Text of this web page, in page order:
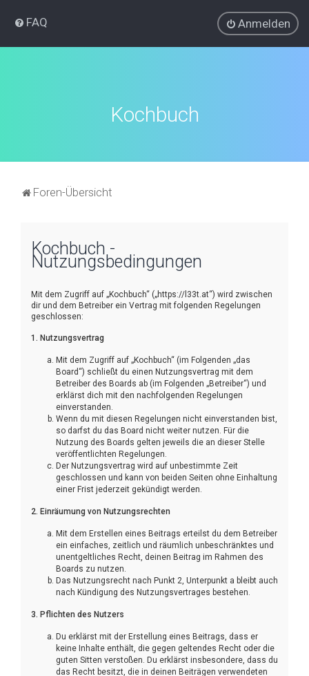
FAQ Anmelden
Kochbuch
Foren-Übersicht
Kochbuch -
Nutzungsbedingungen
Mit dem Zugriff auf „Kochbuch“ („https://l33t.at“) wird zwischen
dir und dem Betreiber ein Vertrag mit folgenden Regelungen
geschlossen:
1. Nutzungsvertrag
Mit dem Zugriff auf „Kochbuch“ (im Folgenden „das
Board“) schließt du einen Nutzungsvertrag mit dem
Betreiber des Boards ab (im Folgenden „Betreiber“) und
erklärst dich mit den nachfolgenden Regelungen
einverstanden.
Wenn du mit diesen Regelungen nicht einverstanden bist,
so darfst du das Board nicht weiter nutzen. Für die
Nutzung des Boards gelten jeweils die an dieser Stelle
veröffentlichten Regelungen.
Der Nutzungsvertrag wird auf unbestimmte Zeit
geschlossen und kann von beiden Seiten ohne Einhaltung
einer Frist jederzeit gekündigt werden.
2. Einräumung von Nutzungsrechten
Mit dem Erstellen eines Beitrags erteilst du dem Betreiber
ein einfaches, zeitlich und räumlich unbeschränktes und
unentgeltliches Recht, deinen Beitrag im Rahmen des
Boards zu nutzen.
Das Nutzungsrecht nach Punkt 2, Unterpunkt a bleibt auch
nach Kündigung des Nutzungsvertrages bestehen.
3. Pflichten des Nutzers
Du erklärst mit der Erstellung eines Beitrags, dass er
keine Inhalte enthält, die gegen geltendes Recht oder die
guten Sitten verstoßen. Du erklärst insbesondere, dass du
das Recht besitzt, die in deinen Beiträgen verwendeten